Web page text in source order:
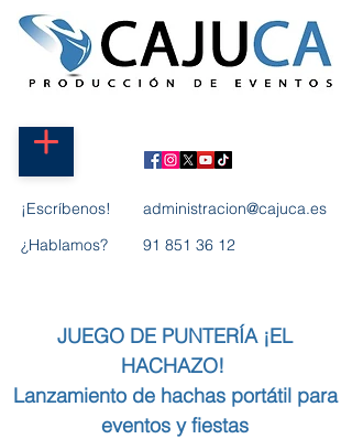
¿Hablamos? 91 851 36 12
¡Escríbenos! administracion@cajuca.es
JUEGO DE PUNTERÍA ¡EL
HACHAZO!
Lanzamiento de hachas portátil para
eventos y fiestas